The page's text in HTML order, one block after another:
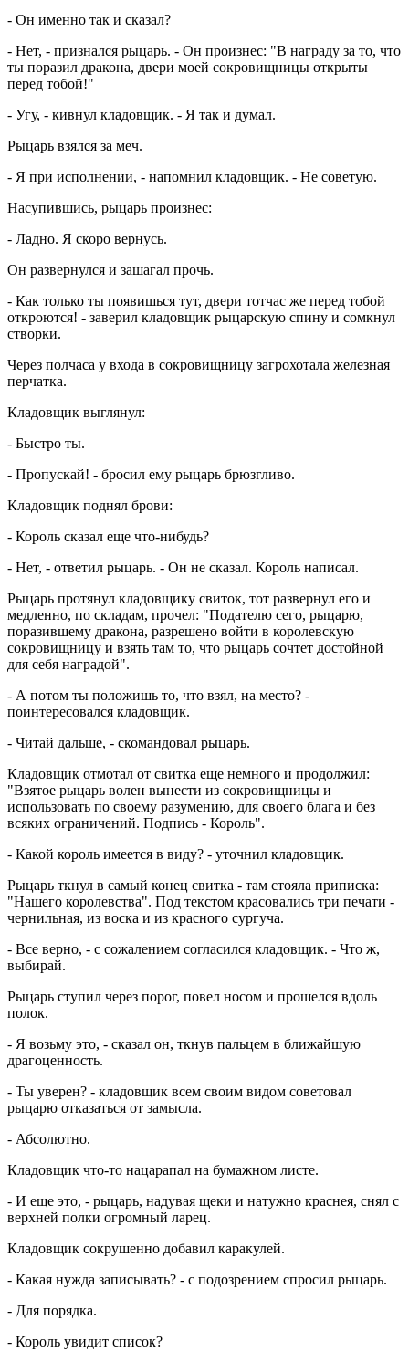
- Он именно так и сказал?
- Нет, - признался рыцарь. - Он произнес: "В награду за то, что
ты поразил дракона, двери моей сокровищницы открыты
перед тобой!"
- Угу, - кивнул кладовщик. - Я так и думал.
Рыцарь взялся за меч.
- Я при исполнении, - напомнил кладовщик. - Не советую.
Насупившись, рыцарь произнес:
- Ладно. Я скоро вернусь.
Он развернулся и зашагал прочь.
- Как только ты появишься тут, двери тотчас же перед тобой
откроются! - заверил кладовщик рыцарскую спину и сомкнул
створки.
Через полчаса у входа в сокровищницу загрохотала железная
перчатка.
Кладовщик выглянул:
- Быстро ты.
- Пропускай! - бросил ему рыцарь брюзгливо.
Кладовщик поднял брови:
- Король сказал еще что-нибудь?
- Нет, - ответил рыцарь. - Он не сказал. Король написал.
Рыцарь протянул кладовщику свиток, тот развернул его и
медленно, по складам, прочел: "Подателю сего, рыцарю,
поразившему дракона, разрешено войти в королевскую
сокровищницу и взять там то, что рыцарь сочтет достойной
для себя наградой".
- А потом ты положишь то, что взял, на место? -
поинтересовался кладовщик.
- Читай дальше, - скомандовал рыцарь.
Кладовщик отмотал от свитка еще немного и продолжил:
"Взятое рыцарь волен вынести из сокровищницы и
использовать по своему разумению, для своего блага и без
всяких ограничений. Подпись - Король".
- Какой король имеется в виду? - уточнил кладовщик.
Рыцарь ткнул в самый конец свитка - там стояла приписка:
"Нашего королевства". Под текстом красовались три печати -
чернильная, из воска и из красного сургуча.
- Все верно, - с сожалением согласился кладовщик. - Что ж,
выбирай.
Рыцарь ступил через порог, повел носом и прошелся вдоль
полок.
- Я возьму это, - сказал он, ткнув пальцем в ближайшую
драгоценность.
- Ты уверен? - кладовщик всем своим видом советовал
рыцарю отказаться от замысла.
- Абсолютно.
Кладовщик что-то нацарапал на бумажном листе.
- И еще это, - рыцарь, надувая щеки и натужно краснея, снял с
верхней полки огромный ларец.
Кладовщик сокрушенно добавил каракулей.
- Какая нужда записывать? - с подозрением спросил рыцарь.
- Для порядка.
- Король увидит список?